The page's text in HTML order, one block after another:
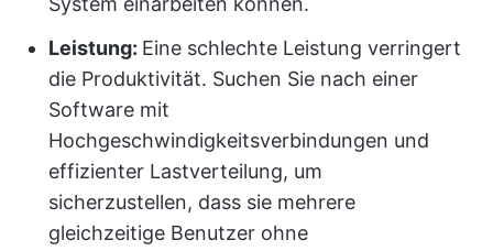
Leistung: Eine schlechte Leistung verringert
die Produktivität. Suchen Sie nach einer
Software mit
Hochgeschwindigkeitsverbindungen und
effizienter Lastverteilung, um
sicherzustellen, dass sie mehrere
gleichzeitige Benutzer ohne